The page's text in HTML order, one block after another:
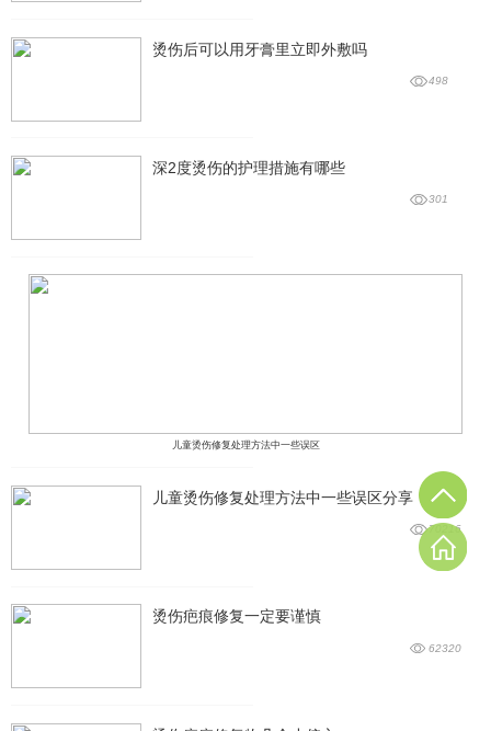
烫伤后可以用牙膏里立即外敷吗
498
深2度烫伤的护理措施有哪些
301
儿童烫伤修复处理方法中一些误区
儿童烫伤修复处理方法中一些误区分享
70216
烫伤疤痕修复一定要谨慎
62320